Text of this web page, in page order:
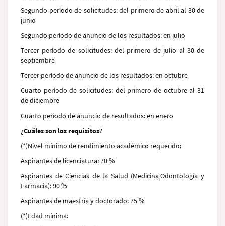
Segundo período de solicitudes: del primero de abril al 30 de
junio
Segundo período de anuncio de los resultados: en julio
Tercer período de solicitudes: del primero de julio al 30 de
septiembre
Tercer período de anuncio de los resultados: en octubre
Cuarto período de solicitudes: del primero de octubre al 31
de diciembre
Cuarto período de anuncio de resultados: en enero
¿Cuáles son los requisitos?
(*)Nivel mínimo de rendimiento académico requerido:
Aspirantes de licenciatura: 70 %
Aspirantes de Ciencias de la Salud (Medicina,Odontología y
Farmacia): 90 %
Aspirantes de maestría y doctorado: 75 %
(*)Edad mínima: